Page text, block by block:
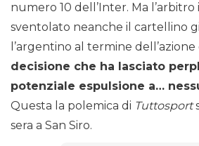
numero 10 dell’Inter. Ma
sventolato neanche il cartellino
l’argentino al termine dell’azione
decisione che ha lasciato
potenziale espulsione a…
Questa la polemica di Tuttosport
sera a San Siro.